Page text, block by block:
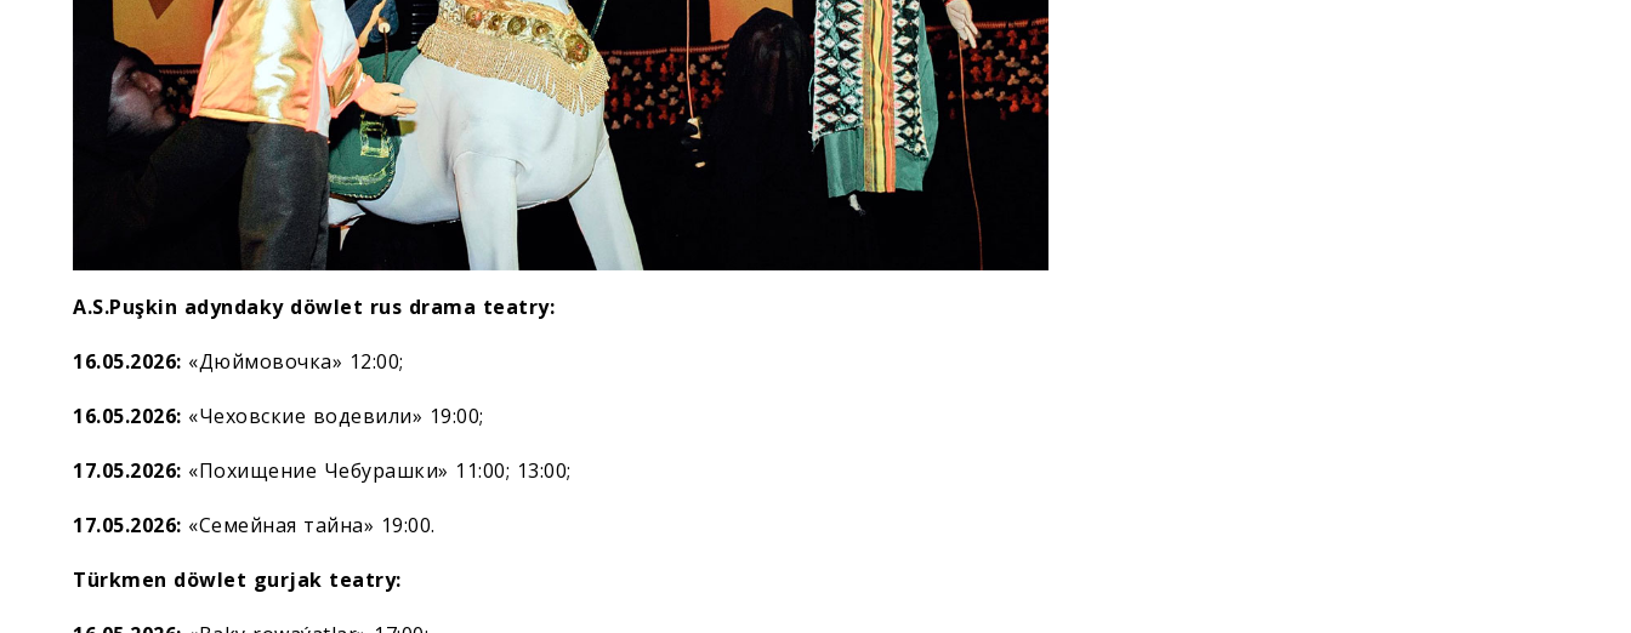
A.S.Puşkin adyndaky döwlet rus drama teatry:
16.05.2026: «Дюймовочка» 12:00;
16.05.2026: «Чеховские водевили» 19:00;
17.05.2026: «Похищение Чебурашки» 11:00; 13:00;
17.05.2026: «Семейная тайна» 19:00.
Türkmen döwlet gurjak teatry: